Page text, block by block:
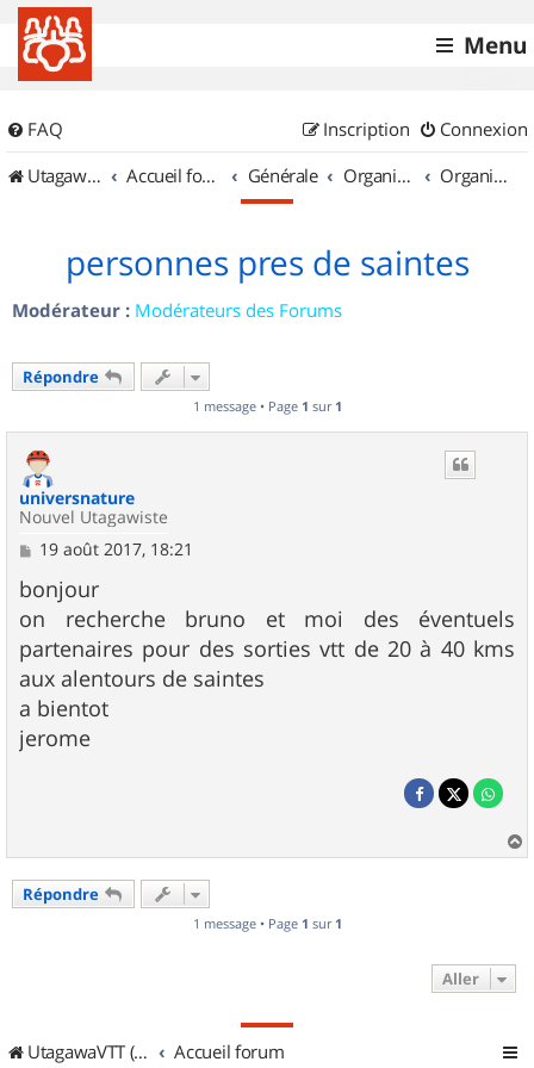
Menu
FAQ Connexion
Inscription
UtagawaVTT (Randos VTT et VTTAE avec traces GPS)
Accueil forum Générale Organisation de sorties & Recherche de partenaires Organisation de sorties en région Poitou Charentes
personnes pres de saintes
Modérateur : Modérateurs des Forums
Répondre
1 message • Page 1 sur 1
universnature
Nouvel Utagawiste
M
s
s
a
g
e
19 août 2017, 18:21
bonjour
on recherche bruno et moi des éventuels
partenaires pour des sorties vtt de 20 à 40 kms
aux alentours de saintes
a bientot
jerome
a
Répondre
1 message • Page 1 sur 1
Aller
UtagawaVTT (Randos VTT et VTTAE avec traces GPS) Accueil forum